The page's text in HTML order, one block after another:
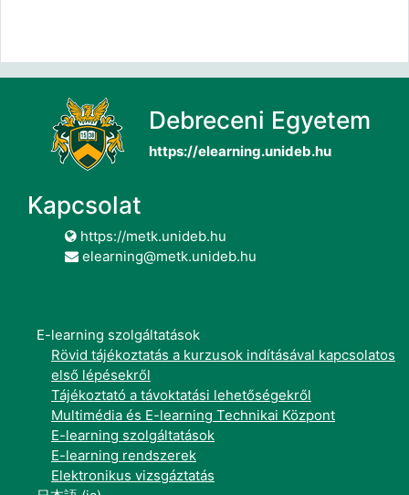
Debreceni Egyetem
https://elearning.unideb.hu
Kapcsolat
https://metk.unideb.hu
elearning@metk.unideb.hu
E-learning szolgáltatások
Rövid tájékoztatás a kurzusok indításával kapcsolatos
első lépésekről
Tájékoztató a távoktatási lehetőségekről
Multimédia és E-learning Technikai Központ
E-learning szolgáltatások
E-learning rendszerek
Elektronikus vizsgáztatás